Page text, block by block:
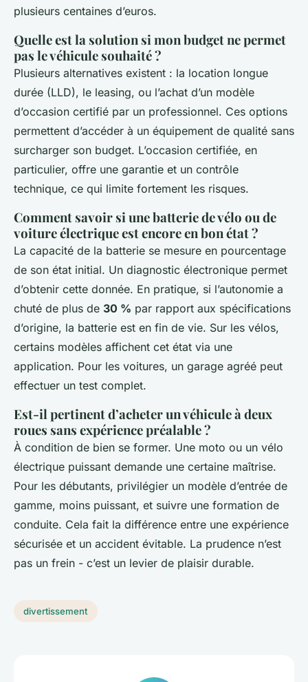
plusieurs centaines d’euros.
Quelle est la solution si mon budget ne permet
pas le véhicule souhaité ?
Plusieurs alternatives existent : la location longue
durée (LLD), le leasing, ou l’achat d’un modèle
d’occasion certifié par un professionnel. Ces options
permettent d’accéder à un équipement de qualité sans
surcharger son budget. L’occasion certifiée, en
particulier, offre une garantie et un contrôle
technique, ce qui limite fortement les risques.
Comment savoir si une batterie de vélo ou de
voiture électrique est encore en bon état ?
La capacité de la batterie se mesure en pourcentage
de son état initial. Un diagnostic électronique permet
d’obtenir cette donnée. En pratique, si l’autonomie a
chuté de plus de 30 % par rapport aux spécifications
d’origine, la batterie est en fin de vie. Sur les vélos,
certains modèles affichent cet état via une
application. Pour les voitures, un garage agréé peut
effectuer un test complet.
Est-il pertinent d’acheter un véhicule à deux
roues sans expérience préalable ?
À condition de bien se former. Une moto ou un vélo
électrique puissant demande une certaine maîtrise.
Pour les débutants, privilégier un modèle d’entrée de
gamme, moins puissant, et suivre une formation de
conduite. Cela fait la différence entre une expérience
sécurisée et un accident évitable. La prudence n’est
pas un frein - c’est un levier de plaisir durable.
divertissement